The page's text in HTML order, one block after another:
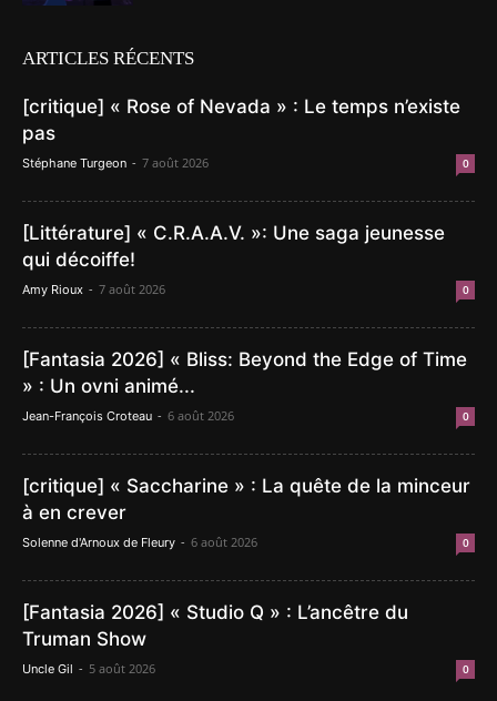
ARTICLES RÉCENTS
[critique] « Rose of Nevada » : Le temps n’existe
pas
Stéphane Turgeon - 7 août 2026 0
[Littérature] « C.R.A.A.V. »: Une saga jeunesse
qui décoiffe!
Amy Rioux - 7 août 2026 0
[Fantasia 2026] « Bliss: Beyond the Edge of Time
» : Un ovni animé...
Jean-François Croteau - 6 août 2026 0
[critique] « Saccharine » : La quête de la minceur
à en crever
Solenne d'Arnoux de Fleury - 6 août 2026 0
[Fantasia 2026] « Studio Q » : L’ancêtre du
Truman Show
Uncle Gil - 5 août 2026 0